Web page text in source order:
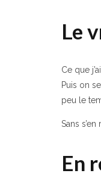
Le
Ce que
Puis on
peu le
Sans
En